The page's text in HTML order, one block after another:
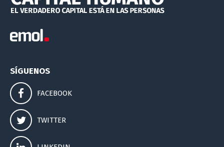
SÍGUENOS
FACEBOOK
TWITTER